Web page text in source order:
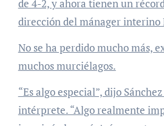
de 4-2, y ahora tienen un
dirección del mánager
No se ha perdido mucho más,
muchos murciélagos.
“Es algo especial”, dijo
intérprete. “Algo realmente